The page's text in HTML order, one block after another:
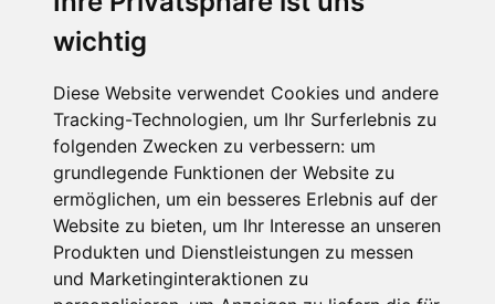
wichtig
Diese Website verwendet Cookies und andere
Tracking-Technologien, um Ihr Surferlebnis zu
folgenden Zwecken zu verbessern: um
grundlegende Funktionen der Website zu
ermöglichen, um ein besseres Erlebnis auf der
Website zu bieten, um Ihr Interesse an unseren
Produkten und Dienstleistungen zu messen
und Marketinginteraktionen zu
SCHNEEHÖHEN SKI APP
Die Schneehoehen Ski APP für iOS und Android - Ein
Muss für alle Wintersportler und Schneefreaks!